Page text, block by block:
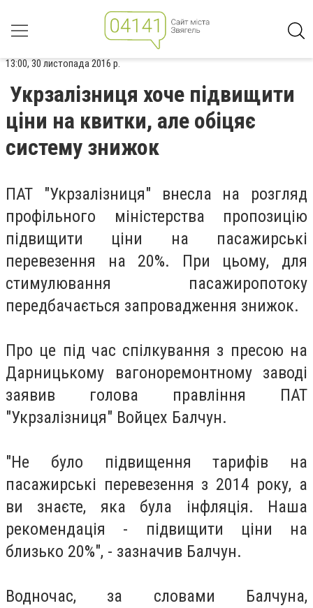
13:00, 30 листопада 2016 р.
Укрзалізниця хоче підвищити
ціни на квитки, але обіцяє
систему знижок
ПАТ "Укрзалізниця" внесла на розгляд
профільного міністерства пропозицію
підвищити ціни на пасажирські
перевезення на 20%. При цьому, для
стимулювання пасажиропотоку
передбачається запровадження знижок.
Про це під час спілкування з пресою на
Дарницькому вагоноремонтному заводі
заявив голова правління ПАТ
"Укрзалізниця" Войцех Балчун.
"Не було підвищення тарифів на
пасажирські перевезення з 2014 року, а
ви знаєте, яка була інфляція. Наша
рекомендація - підвищити ціни на
близько 20%", - зазначив Балчун.
Водночас, за словами Балчуна,